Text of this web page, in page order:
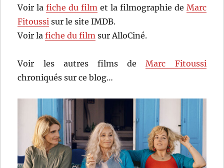
Voir lafiche du film et la filmographie de Marc
Fitoussi sur le site IMDB.
Voir lafiche du film sur AlloCiné.
Voir les autres films deMarc Fitoussi
chroniqués sur ce blog…